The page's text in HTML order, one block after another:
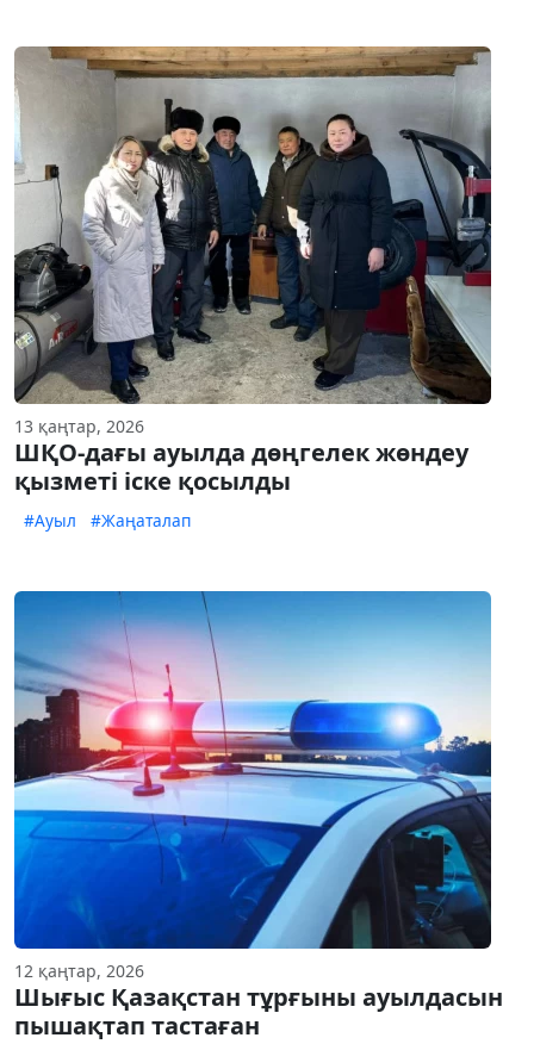
13 қаңтар, 2026
ШҚО-дағы ауылда дөңгелек жөндеу
қызметі іске қосылды
#Ауыл #Жаңаталап
12 қаңтар, 2026
Шығыс Қазақстан тұрғыны ауылдасын
пышақтап тастаған